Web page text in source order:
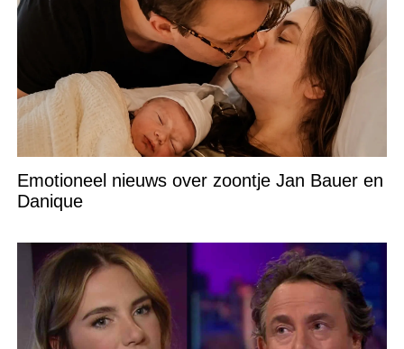
Emotioneel nieuws over zoontje Jan Bauer en
Danique